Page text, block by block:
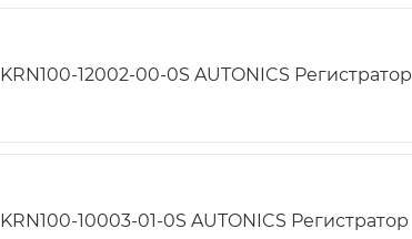
KRN100-12002-00-0S AUTONICS Регистратор
KRN100-10003-01-0S AUTONICS Регистратор